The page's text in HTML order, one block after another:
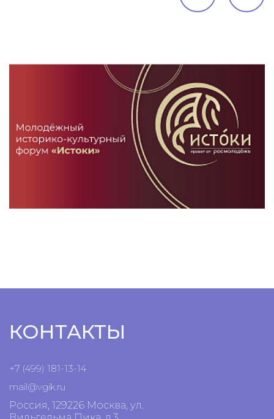
КОНТАКТЫ
+7 (499) 181-13-14
mail@vgik.ru
Россия, 129226 Москва, ул.